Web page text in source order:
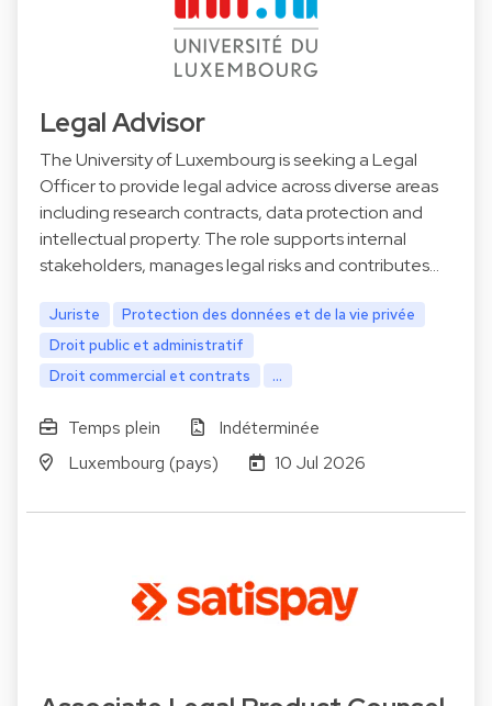
Legal Advisor
The University of Luxembourg is seeking a Legal
Officer to provide legal advice across diverse areas
including research contracts, data protection and
intellectual property. The role supports internal
stakeholders, manages legal risks and contributes…
Juriste
Protection des données et de la vie privée
Droit public et administratif
Droit commercial et contrats
...
Temps plein
Indéterminée
Luxembourg (pays)
10 Jul 2026